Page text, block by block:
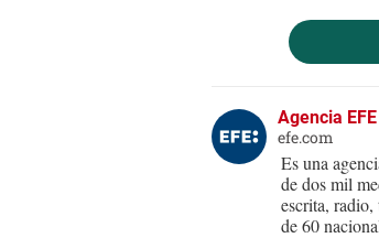
Agencia EFE
efe.com
Es una
de dos mil
escrita,
de 60